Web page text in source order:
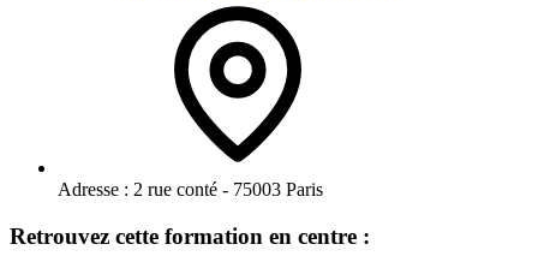
Adresse : 2 rue conté - 75003 Paris
Retrouvez cette formation en centre :